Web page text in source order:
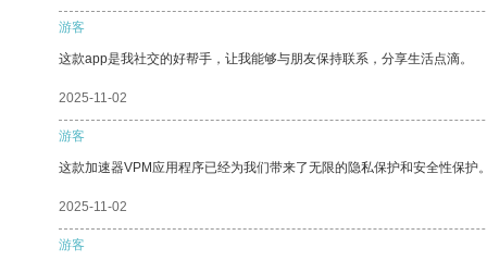
游客
这款app是我社交的好帮手，让我能够与朋友保持联系，分享生活点滴。
2025-11-02
游客
这款加速器VPM应用程序已经为我们带来了无限的隐私保护和安全性保护
2025-11-02
游客